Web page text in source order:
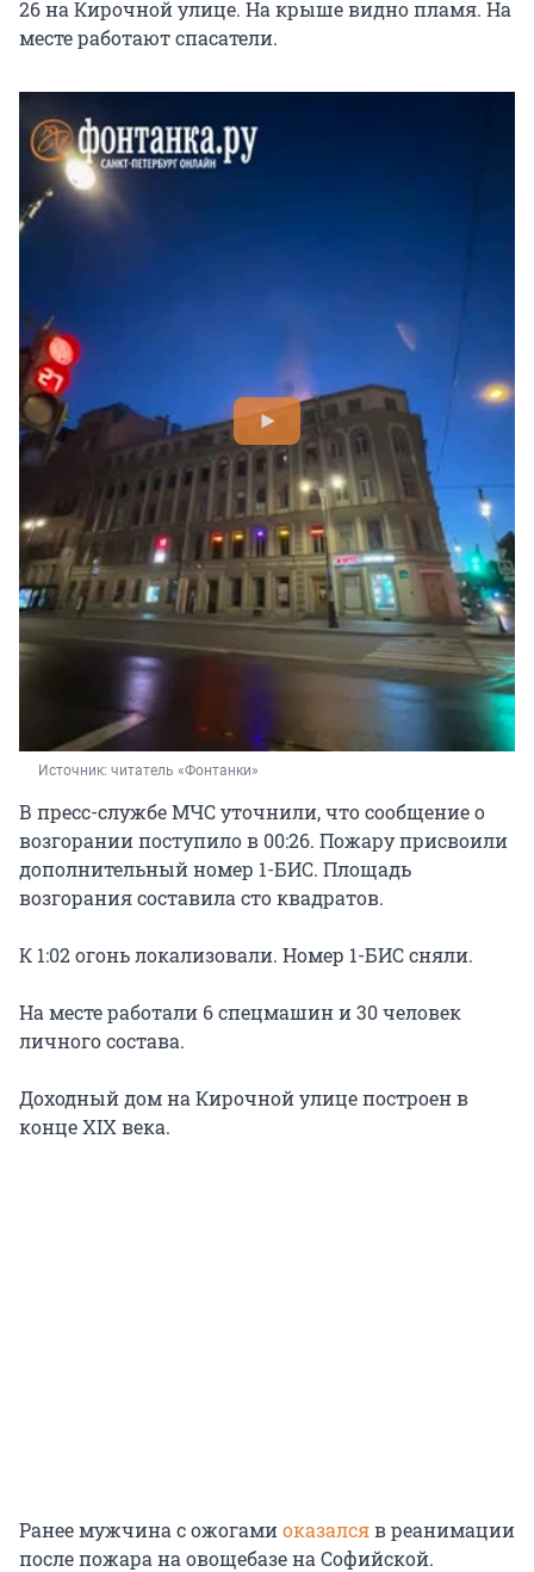
26 на Кирочной улице. На крыше видно пламя. На
месте работают спасатели.
Источник: читатель «Фонтанки»
В пресс-службе МЧС уточнили, что сообщение о
возгорании поступило в 00:26. Пожару присвоили
дополнительный номер 1-БИС. Площадь
возгорания составила сто квадратов.
К 1:02 огонь локализовали. Номер 1-БИС сняли.
На месте работали 6 спецмашин и 30 человек
личного состава.
Доходный дом на Кирочной улице построен в
конце XIX века.
Ранее мужчина с ожогамиоказалсяв реанимации
после пожара на овощебазе на Софийской.